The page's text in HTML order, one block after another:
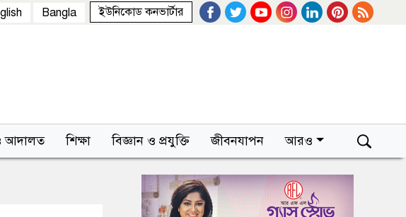
ইউনিকোড কনভার্টার
Bangla
আদালত শিক্ষা বিজ্ঞান ও প্রযুক্তি জীবনযাপন আরও